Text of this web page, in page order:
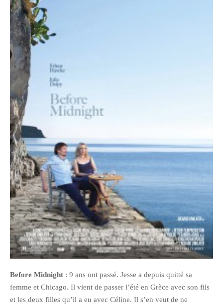
juin 2009
mai 2009
avril 2009
mars 2009
février 2009
janvier 2009
décembre 2008
novembre 2008
octobre 2008
Before Midnight : 9 ans ont passé. Jesse a depuis quitté sa
femme et Chicago. Il vient de passer l’été en Grèce avec son fils
et les deux filles qu’il a eu avec Céline. Il s’en veut de ne